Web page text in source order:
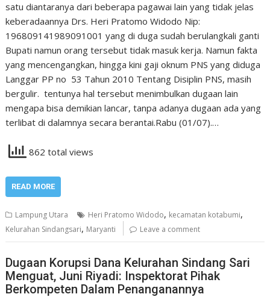
satu diantaranya dari beberapa pagawai lain yang tidak jelas
keberadaannya Drs. Heri Pratomo Widodo Nip:
196809141989091001 yang di duga sudah berulangkali ganti
Bupati namun orang tersebut tidak masuk kerja. Namun fakta
yang mencengangkan, hingga kini gaji oknum PNS yang diduga
Langgar PP no 53 Tahun 2010 Tentang Disiplin PNS, masih
bergulir. tentunya hal tersebut menimbulkan dugaan lain
mengapa bisa demikian lancar, tanpa adanya dugaan ada yang
terlibat di dalamnya secara berantai.Rabu (01/07).…
862 total views
READ MORE
Lampung Utara Heri Pratomo Widodo, kecamatan kotabumi,
Kelurahan Sindangsari, Maryanti Leave a comment
Dugaan Korupsi Dana Kelurahan Sindang Sari
Menguat, Juni Riyadi: Inspektorat Pihak
Berkompeten Dalam Penanganannya